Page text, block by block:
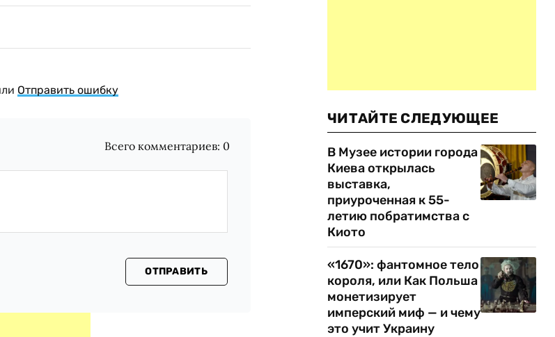
Отправить ошибку
Всего комментариев: 0
ОТПРАВИТЬ
ЧИТАЙТЕ СЛЕДУЮЩЕЕ
В Музее истории города
Киева открылась
выставка,
приуроченная к 55-
летию побратимства с
Киото
«1670»: фантомное тело
короля, или Как Польша
монетизирует
имперский миф — и чему
это учит Украину